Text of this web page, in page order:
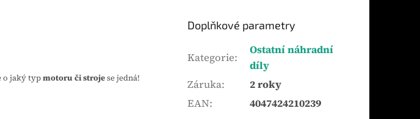
o jaký typmotoru či strojese jedná!
Doplňkové parametry
Kategorie:
Ostatní náhradní
díly
Záruka:
2 roky
EAN: 4047424210239